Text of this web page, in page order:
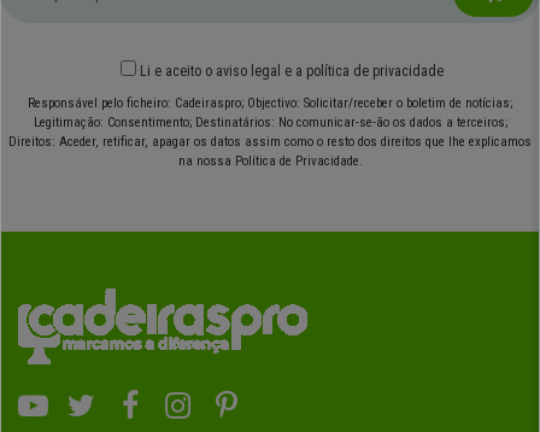
Li e aceito o aviso legal e a política de privacidade
Responsável pelo ficheiro: Cadeiraspro; Objectivo: Solicitar/receber o boletim de notícias;
Legitimação: Consentimento; Destinatários: No comunicar-se-ão os dados a terceiros;
Direitos: Aceder, retificar, apagar os datos assim como o resto dos direitos que lhe explicamos
na nossa Política de Privacidade.